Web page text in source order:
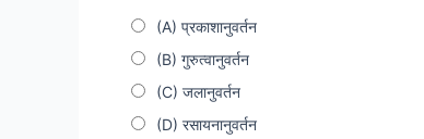
(A) प्रकाशानुवर्तन
(B) गुरुत्वानुवर्तन
(C) जलानुवर्तन
(D) रसायनानुवर्तन